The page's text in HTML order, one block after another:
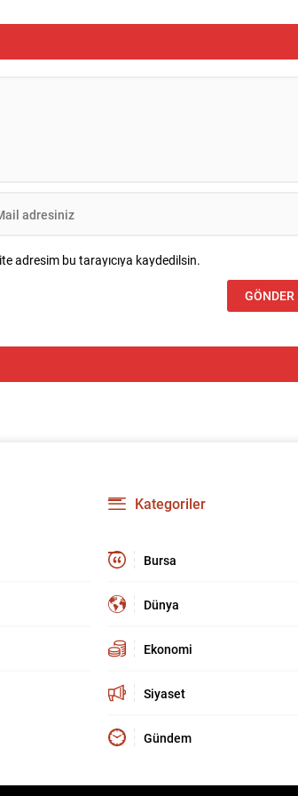
adresim bu tarayıcıya kaydedilsin.
Kategoriler
Bursa
Dünya
Ekonomi
Siyaset
Gündem